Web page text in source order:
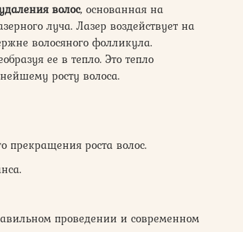
волос, основанная на
луча. Лазер воздействует на
волосяного фолликула.
ее в тепло. Это тепло
росту волоса.
прекращения роста волос.
проведении и современном